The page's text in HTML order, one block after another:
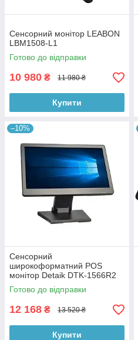
Сенсорний монітор LEABON
LBM1508-L1
Готово до відправки
10 980 ₴ 11 980 ₴
Купити
–10%
Сенсорний
широкоформатний POS
монітор Detaik DTK-1566R2
15.6″
Готово до відправки
12 168 ₴ 13 520 ₴
Купити